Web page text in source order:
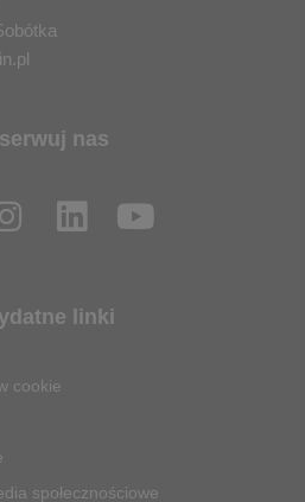
nas
I
n
t
g
m
L
i
k
Y
o
linki
cookie
społecznościowe